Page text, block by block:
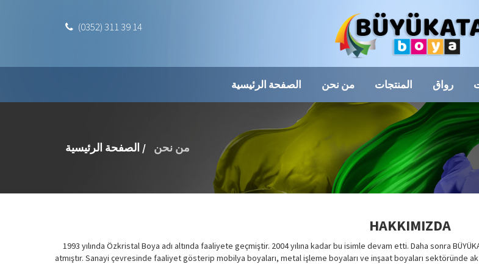
(0352) 311 39 14
الصفحة الرئيسية من نحن المنتجات رواق
الصفحة الرئيسية / من نحن
HAKKIMIZDA
1993 yılında Özkristal Boya adı altında faaliyete geçmiştir. 2004 yılına kadar bu isimle devam etti. Daha sonra
atmıştır. Sanayi çevresinde faaliyet gösterip mobilya boyaları, metal işleme boyaları ve inşaat boyaları sektöründe